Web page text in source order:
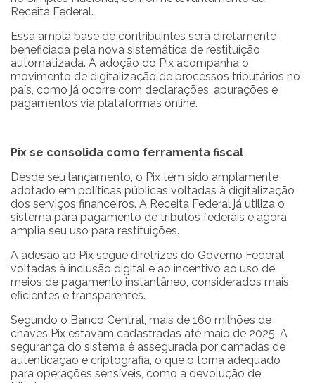
Receita Federal.
Essa ampla base de contribuintes será diretamente
beneficiada pela nova sistemática de restituição
automatizada. A adoção do Pix acompanha o
movimento de digitalização de processos tributários no
país, como já ocorre com declarações, apurações e
pagamentos via plataformas online.
Pix se consolida como ferramenta fiscal
Desde seu lançamento, o Pix tem sido amplamente
adotado em políticas públicas voltadas à digitalização
dos serviços financeiros. A Receita Federal já utiliza o
sistema para pagamento de tributos federais e agora
amplia seu uso para restituições.
A adesão ao Pix segue diretrizes do Governo Federal
voltadas à inclusão digital e ao incentivo ao uso de
meios de pagamento instantâneo, considerados mais
eficientes e transparentes.
Segundo o Banco Central, mais de 160 milhões de
chaves Pix estavam cadastradas até maio de 2025. A
segurança do sistema é assegurada por camadas de
autenticação e criptografia, o que o torna adequado
para operações sensíveis, como a devolução de